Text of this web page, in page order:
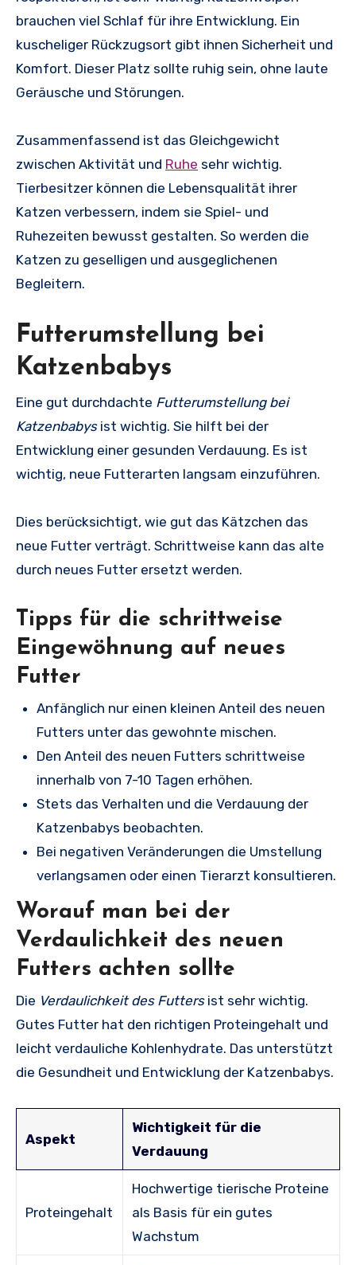
brauchen viel Schlaf für ihre Entwicklung. Ein
kuscheliger Rückzugsort gibt ihnen Sicherheit und
Komfort. Dieser Platz sollte ruhig sein, ohne laute
Geräusche und Störungen.
Zusammenfassend ist das Gleichgewicht
zwischen Aktivität und Ruhe sehr wichtig.
Tierbesitzer können die Lebensqualität ihrer
Katzen verbessern, indem sie Spiel- und
Ruhezeiten bewusst gestalten. So werden die
Katzen zu geselligen und ausgeglichenen
Begleitern.
Futterumstellung bei
Katzenbabys
Eine gut durchdachte Futterumstellung bei
Katzenbabysist wichtig. Sie hilft bei der
Entwicklung einer gesunden Verdauung. Es ist
wichtig, neue Futterarten langsam einzuführen.
Dies berücksichtigt, wie gut das Kätzchen das
neue Futter verträgt. Schrittweise kann das alte
durch neues Futter ersetzt werden.
Tipps für die schrittweise
Eingewöhnung auf neues
Futter
Anfänglich nur einen kleinen Anteil des neuen
Futters unter das gewohnte mischen.
Den Anteil des neuen Futters schrittweise
innerhalb von 7-10 Tagen erhöhen.
Stets das Verhalten und die Verdauung der
Katzenbabys beobachten.
Bei negativen Veränderungen die Umstellung
verlangsamen oder einen Tierarzt konsultieren.
Worauf man bei der
Verdaulichkeit des neuen
Futters achten sollte
Die Verdaulichkeit des Futtersist sehr wichtig.
Gutes Futter hat den richtigen Proteingehalt und
leicht verdauliche Kohlenhydrate. Das unterstützt
die Gesundheit und Entwicklung der Katzenbabys.
Aspekt
Wichtigkeit für die
Verdauung
Proteingehalt
Hochwertige tierische Proteine
als Basis für ein gutes
Wachstum